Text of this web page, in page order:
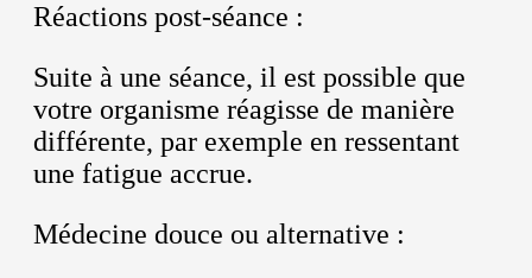
Réactions post-séance :
Suite à une séance, il est possible que
votre organisme réagisse de manière
différente, par exemple en ressentant
une fatigue accrue.
Médecine douce ou alternative :